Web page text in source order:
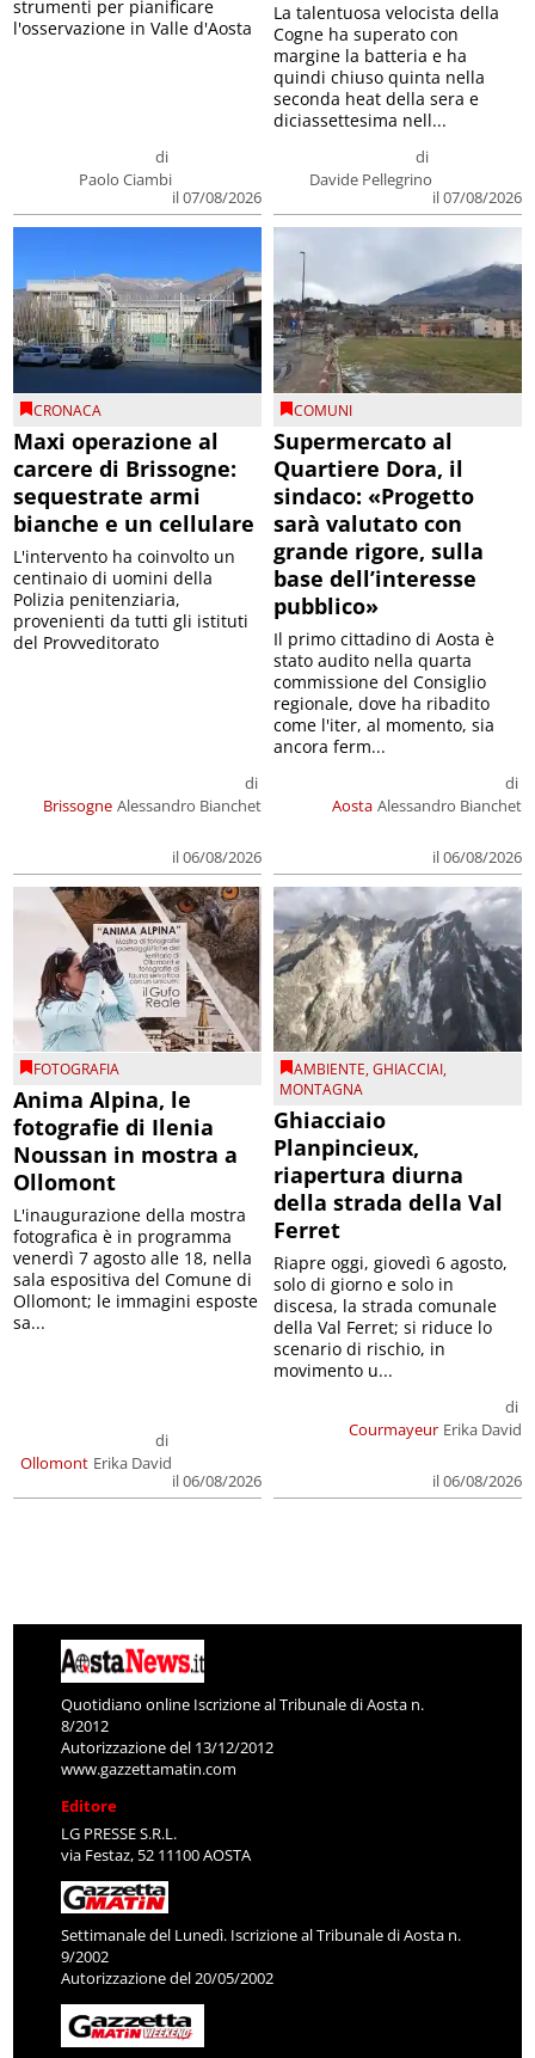
di
Paolo Ciambi
il 07/08/2026
strumenti per pianificare
l'osservazione in Valle d'Aosta
di
Davide Pellegrino
il 07/08/2026
La talentuosa velocista della
Cogne ha superato con
margine la batteria e ha
quindi chiuso quinta nella
seconda heat della sera e
diciassettesima nell...
CRONACA
Maxi operazione al
carcere di Brissogne:
sequestrate armi
bianche e un cellulare
Brissogne
di
Alessandro Bianchet
il 06/08/2026
L'intervento ha coinvolto un
centinaio di uomini della
Polizia penitenziaria,
provenienti da tutti gli istituti
del Provveditorato
COMUNI
Supermercato al
Quartiere Dora, il
sindaco: «Progetto
sarà valutato con
grande rigore, sulla
base dell’interesse
pubblico»
Aosta
di
Alessandro Bianchet
il 06/08/2026
Il primo cittadino di Aosta è
stato audito nella quarta
commissione del Consiglio
regionale, dove ha ribadito
come l'iter, al momento, sia
ancora ferm...
FOTOGRAFIA
Anima Alpina, le
fotografie di Ilenia
Noussan in mostra a
Ollomont
Ollomont
di
Erika David
il 06/08/2026
L'inaugurazione della mostra
fotografica è in programma
venerdì 7 agosto alle 18, nella
sala espositiva del Comune di
Ollomont; le immagini esposte
sa...
AMBIENTE,GHIACCIAI,
MONTAGNA
Ghiacciaio
Planpincieux,
riapertura diurna
della strada della Val
Ferret
Courmayeur
di
Erika David
il 06/08/2026
Riapre oggi, giovedì 6 agosto,
solo di giorno e solo in
discesa, la strada comunale
della Val Ferret; si riduce lo
scenario di rischio, in
movimento u...
Quotidiano online Iscrizione al Tribunale di Aosta n.
8/2012
Autorizzazione del 13/12/2012
www.gazzettamatin.com
Editore
LG PRESSE S.R.L.
via Festaz, 52 11100 AOSTA
Settimanale del Lunedì. Iscrizione al Tribunale di Aosta n.
9/2002
Autorizzazione del 20/05/2002